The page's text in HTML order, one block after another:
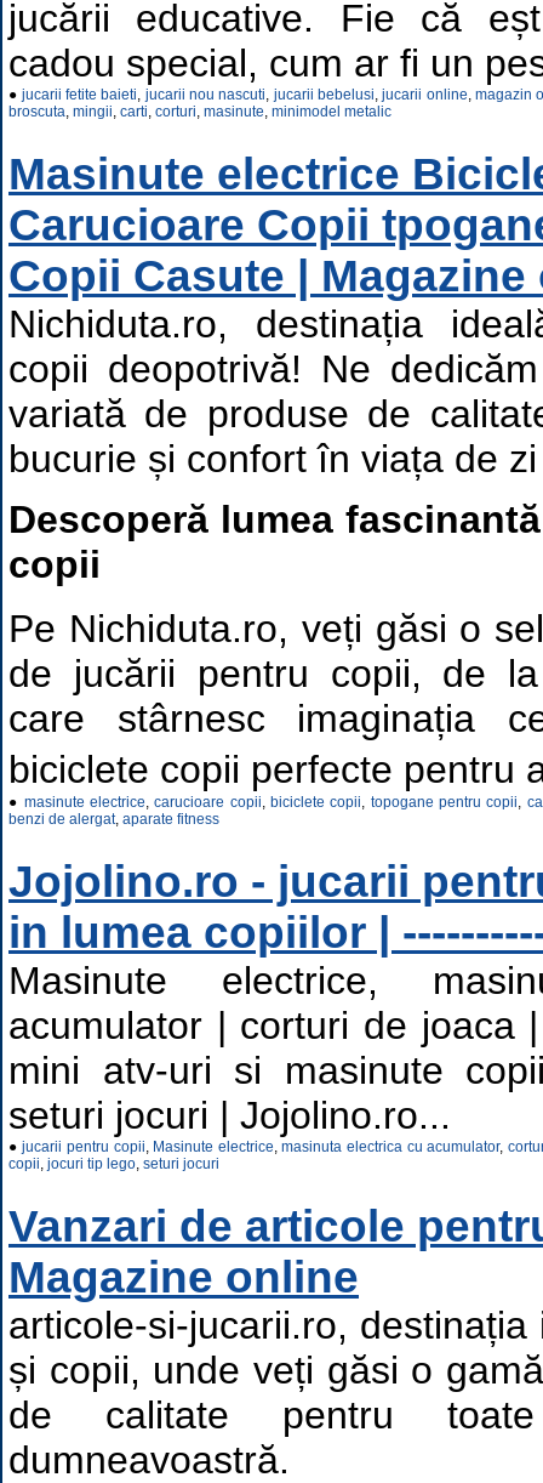
jucării educative. Fie că
cadou special, cum ar fi un
● jucarii fetite baieti, jucarii nou nascuti, jucarii bebelusi,jucarii online, magazin
broscuta, mingii, carti, corturi, masinute, minimodel metalic
Masinute electrice
Carucioare Copii
Copii Casute | Magazine
Nichiduta.ro, destinația
copii deopotrivă! Ne
variată de produse de
bucurie și confort în viața de
Descoperă lumea
copii
Pe Nichiduta.ro, veți găsi o
de jucării pentru copii, de
care stârnesc imaginația
biciclete copii perfecte pentru
● masinute electrice,carucioare copii, biciclete copii, topogane pentru copii,
benzi de alergat, aparate fitness
Jojolino.ro - jucarii
in lumea copiilor |
Masinute electrice,
acumulator | corturi de joaca
mini atv-uri si masinute
seturi jocuri | Jojolino.ro...
●jucarii pentru copii, Masinute electrice,masinuta electrica cu acumulator,
copii, jocuri tip lego, seturi jocuri
Vanzari de articole
Magazine online
articole-si-jucarii.ro,
și copii, unde veți găsi o
de calitate pentru
dumneavoastră.